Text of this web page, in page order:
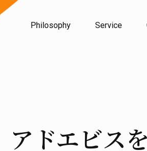
Philosophy Service
ドエビス